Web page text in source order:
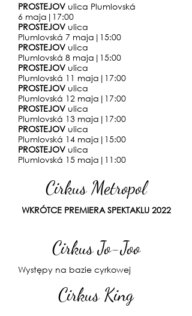
PROSTEJOV ulica Plumlovská
6 maja |17:00
PROSTEJOV ulica
Plumlovská 7 maja |15:00
PROSTEJOV ulica
Plumlovská 8 maja |15:00
PROSTEJOV ulica
Plumlovská 11 maja |17:00
PROSTEJOV ulica
Plumlovská 12 maja |17:00
PROSTEJOV ulica
Plumlovská 13 maja |17:00
PROSTEJOV ulica
Plumlovská 14 maja |15:00
PROSTEJOV ulica
Plumlovská 15 maja |11 :00
Cirkus Metropol
WKRÓTCE PREMIERA SPEKTAKLU 2022
Cirkus Jo-Joo
Występy na bazie cyrkowej
Cirkus King